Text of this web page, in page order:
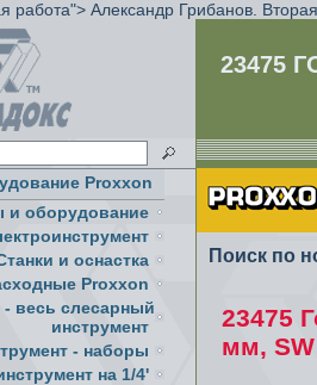
работа"> Александр Грибанов.
23475
Proxxon
оборудование
и оснастка
Proxxon
весь слесарный
инструмент
- наборы
на 1/4'
Поиск по
23475
мм,